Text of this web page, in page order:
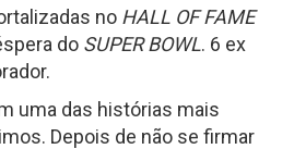
no HALL OF FAME
do SUPER BOWL. 6 ex
uma das histórias mais
Depois de não se firmar